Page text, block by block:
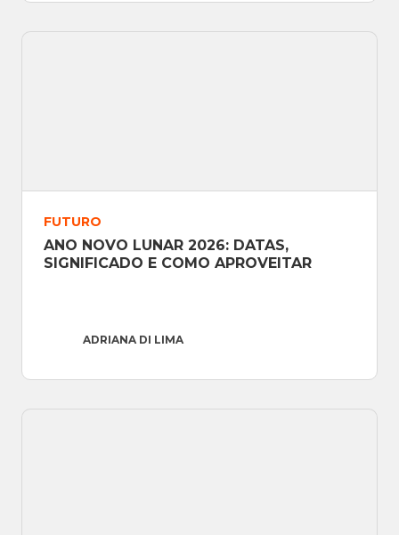
FUTURO
ANO NOVO LUNAR 2026: DATAS,
SIGNIFICADO E COMO APROVEITAR
ADRIANA DI LIMA